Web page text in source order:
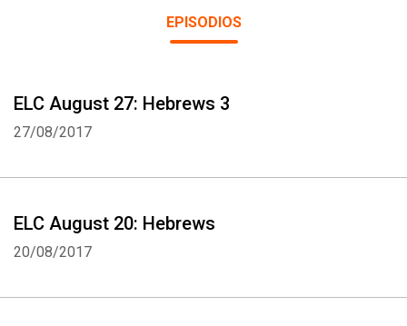
EPISODIOS
ELC August 27: Hebrews 3
27/08/2017
ELC August 20: Hebrews
20/08/2017